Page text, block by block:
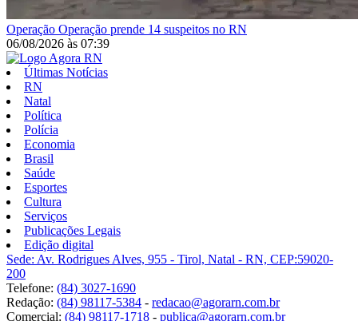
Operação Operação prende 14 suspeitos no RN
06/08/2026 às 07:39
Últimas Notícias
RN
Natal
Política
Polícia
Economia
Brasil
Saúde
Esportes
Cultura
Serviços
Publicações Legais
Edição digital
Sede: Av. Rodrigues Alves, 955 - Tirol, Natal - RN, CEP:59020-
200
Telefone: (84) 3027-1690
Redação: (84) 98117-5384 - redacao@agorarn.com.br
Comercial: (84) 98117-1718 - publica@agorarn.com.br